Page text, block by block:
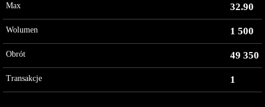
Max 32.90
Wolumen 1 500
Obrót 49 350
Transakcje 1